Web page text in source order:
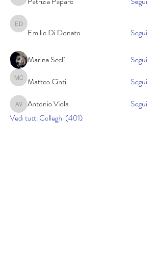
Emilio Di Donato
Emilio Di Donato Segui
Marina Seclì Segui
Matteo Cinti
Matteo Cinti Segui
Antonio Viola
Antonio Viola
Segui
Vedi tutti Colleghi (401)